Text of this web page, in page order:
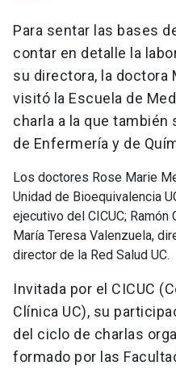
Para sentar las bases
contar en detalle la
su directora, la doctora
visitó la Escuela de
charla a la que
de Enfermería y de
Los doctores Rose Marie
Unidad de Bioequivalencia
ejecutivo del CICUC; Ramón
María Teresa Valenzuela,
director de la Red Salud UC.
Invitada por el CICUC
Clínica UC), su
del ciclo de charlas
formado por las